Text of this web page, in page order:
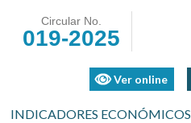
Circular No.
019-2025
Ver online
INDICADORES ECONÓMICOS